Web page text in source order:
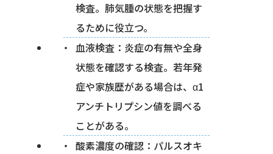
検査。肺気腫の状態を把握す
るために役立つ。
血液検査：炎症の有無や全身
状態を確認する検査。若年発
症や家族歴がある場合は、α1
アンチトリプシン値を調べる
ことがある。
酸素濃度の確認：パルスオキ